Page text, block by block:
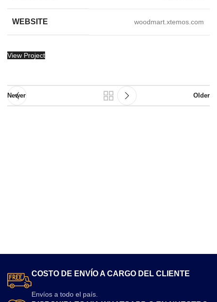
WEBSITE woodmart.xtemos.com
View Project
Newer Older
COSTO DE ENVÍO A CARGO DEL CLIENTE
Envíos a todo el país.